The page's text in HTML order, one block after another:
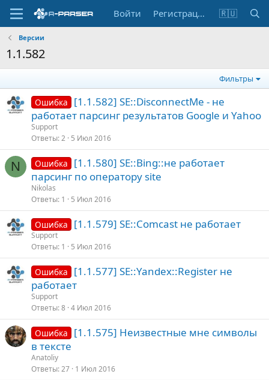
Войти Регистрация 🇷🇺
Версии
1.1.582
Фильтры
Ошибка
[1.1.582] SE::DisconnectMe - не
работает парсинг результатов Google и Yahoo
Support
Ответы 2 5 Июл 2016
N Ошибка
[1.1.580] SE::Bing::не работает
парсинг по оператору site
Nikolas
Ответы 1 5 Июл 2016
Ошибка [1.1.579] SE::Comcast не работает
Support
Ответы 1 5 Июл 2016
Ошибка
[1.1.577] SE::Yandex::Register не
работает
Support
Ответы 8 4 Июл 2016
Ошибка
[1.1.575] Неизвестные мне символы
в тексте
Anatoliy
Ответы 27 1 Июл 2016